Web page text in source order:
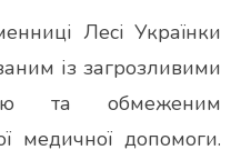
Лесі Українки
із загрозливими
та обмеженим
медичної допомоги.